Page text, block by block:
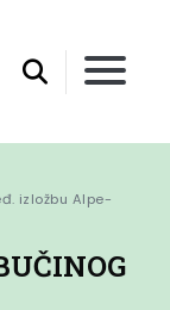
izložbu Alpe-